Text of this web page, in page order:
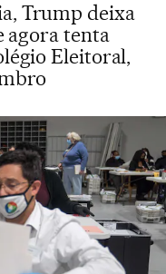
Trump deixa
agora tenta
Eleitoral,